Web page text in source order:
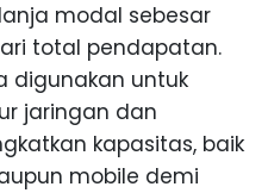
modal sebesar
total pendapatan.
digunakan untuk
jaringan dan
kapasitas, baik
mobile demi